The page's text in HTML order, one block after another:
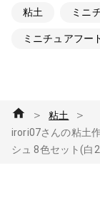
粘土 ミニ
ミニチュアフー
＞ 粘土 ＞
irori07さんの粘土
シュ 8色セット(白